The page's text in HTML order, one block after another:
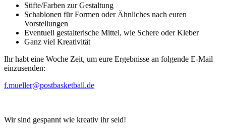
Stifte/Farben zur Gestaltung
Schablonen für Formen oder Ähnliches nach euren
Vorstellungen
Eventuell gestalterische Mittel, wie Schere oder Kleber
Ganz viel Kreativität
Ihr habt eine Woche Zeit, um eure Ergebnisse an folgende E-Mail
einzusenden:
f.mueller@postbasketball.de
Wir sind gespannt wie kreativ ihr seid!